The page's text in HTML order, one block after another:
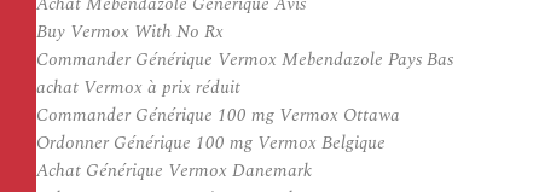
Buy Vermox With No Rx
Commander Générique Vermox Mebendazole Pays Bas
achat Vermox à prix réduit
Commander Générique 100 mg Vermox Ottawa
Ordonner Générique 100 mg Vermox Belgique
Achat Générique Vermox Danemark